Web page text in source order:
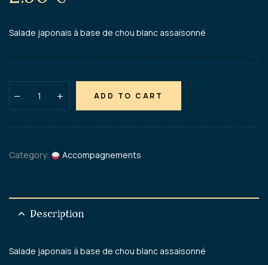
Salade japonais à base de chou blanc assaisonné
ADD TO CART
Category: Accompagnements
Description
Salade japonais à base de chou blanc assaisonné